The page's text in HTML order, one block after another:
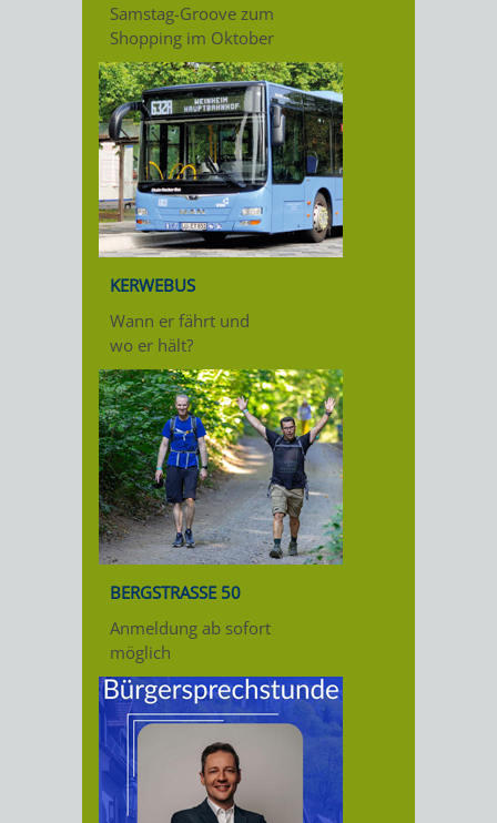
Samstag-Groove zum
Shopping im Oktober
KERWEBUS
Wann er fährt und
wo er hält?
BERGSTRASSE 50
Anmeldung ab sofort
möglich